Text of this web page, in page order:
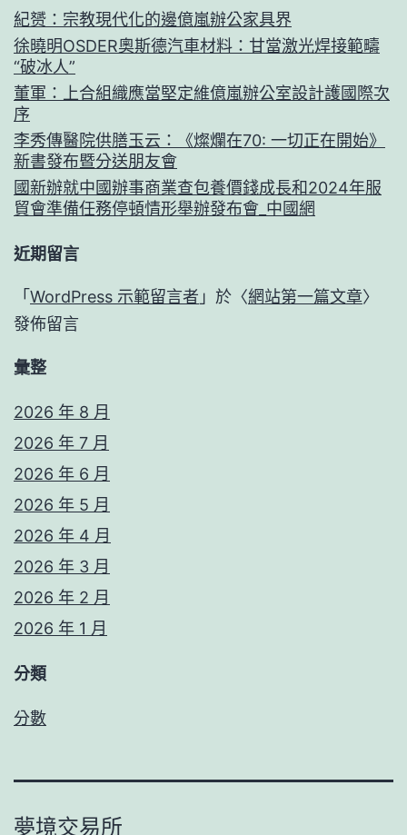
紀赟：宗教現代化的邊億嵐辦公家具界
徐曉明OSDER奧斯德汽車材料：甘當激光焊接範疇
“破冰人”
董軍：上合組織應當堅定維億嵐辦公室設計護國際次
序
李秀傳醫院供膳玉云：《燦爛在70: 一切正在開始》
新書發布暨分送朋友會
國新辦就中國辦事商業查包養價錢成長和2024年服
貿會準備任務停頓情形舉辦發布會_中國網
近期留言
「 WordPress 示範留言者 」於〈網站第一篇文章〉
發佈留言
彙整
2026 年 8 月
2026 年 7 月
2026 年 6 月
2026 年 5 月
2026 年 4 月
2026 年 3 月
2026 年 2 月
2026 年 1 月
分類
分數
夢境交易所